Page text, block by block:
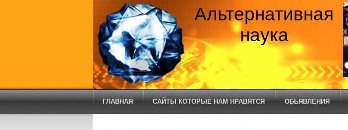
Альтернативная
наука
ГЛАВНАЯ САЙТЫ КОТОРЫЕ НАМ НРАВЯТСЯ ОБЬЯВЛЕНИЯ